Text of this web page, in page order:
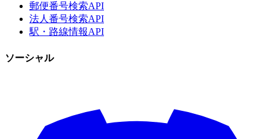
郵便番号検索API
法人番号検索API
駅・路線情報API
ソーシャル